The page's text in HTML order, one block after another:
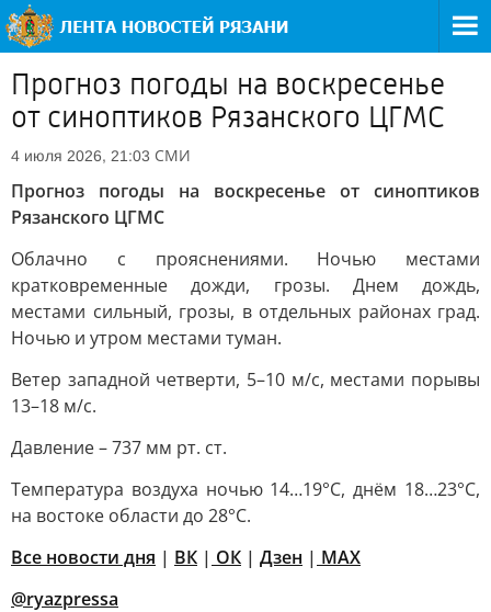
Прогноз погоды на воскресенье
от синоптиков Рязанского ЦГМС
4 июля 2026, 21:03 СМИ
Прогноз погоды на воскресенье от синоптиков
Рязанского ЦГМС
Облачно с прояснениями. Ночью местами
кратковременные дожди, грозы. Днем дождь,
местами сильный, грозы, в отдельных районах град.
Ночью и утром местами туман.
Ветер западной четверти, 5–10 м/с, местами порывы
13–18 м/с.
Давление – 737 мм рт. ст.
Температура воздуха ночью 14…19°С, днём 18…23°С,
на востоке области до 28°С.
Все новости дня | ВК | ОК | Дзен | MAX
@ryazpressa